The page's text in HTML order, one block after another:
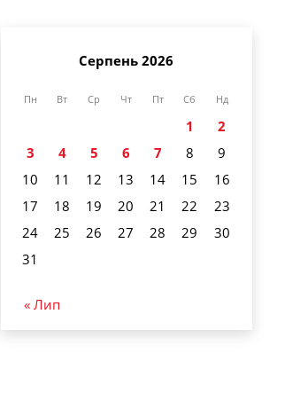
Серпень 2026
Пн Вт Ср Чт Пт Сб Нд
1
2
3
4 5 6 7 8
9
10
11 12 13 14 15
16
17
18 19 20 21 22
23
24
25 26 27 28 29
30
31
« Лип